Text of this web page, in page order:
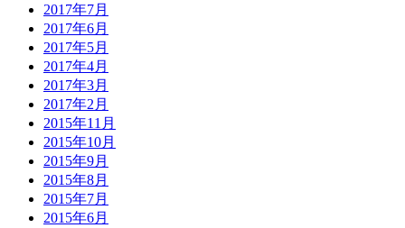
2017年7月
2017年6月
2017年5月
2017年4月
2017年3月
2017年2月
2015年11月
2015年10月
2015年9月
2015年8月
2015年7月
2015年6月